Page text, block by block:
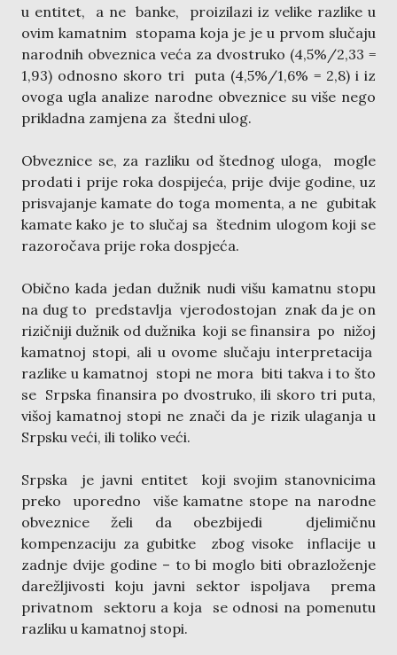
u entitet, a ne banke, proizilazi iz velike razlike u
ovim kamatnim stopama koja je je u prvom slučaju
narodnih obveznica veća za dvostruko (4,5%/2,33 =
1,93) odnosno skoro tri puta (4,5%/1,6% = 2,8) i iz
ovoga ugla analize narodne obveznice su više nego
prikladna zamjena za štedni ulog.
Obveznice se, za razliku od štednog uloga, mogle
prodati i prije roka dospijeća, prije dvije godine, uz
prisvajanje kamate do toga momenta, a ne gubitak
kamate kako je to slučaj sa štednim ulogom koji se
razoročava prije roka dospjeća.
Obično kada jedan dužnik nudi višu kamatnu stopu
na dug to predstavlja vjerodostojan znak da je on
rizičniji dužnik od dužnika koji se finansira po nižoj
kamatnoj stopi, ali u ovome slučaju interpretacija
razlike u kamatnoj stopi ne mora biti takva i to što
se Srpska finansira po dvostruko, ili skoro tri puta,
višoj kamatnoj stopi ne znači da je rizik ulaganja u
Srpsku veći, ili toliko veći.
Srpska je javni entitet koji svojim stanovnicima
preko uporedno više kamatne stope na narodne
obveznice želi da obezbijedi djelimičnu
kompenzaciju za gubitke zbog visoke inflacije u
zadnje dvije godine – to bi moglo biti obrazloženje
darežljivosti koju javni sektor ispoljava prema
privatnom sektoru a koja se odnosi na pomenutu
razliku u kamatnoj stopi.